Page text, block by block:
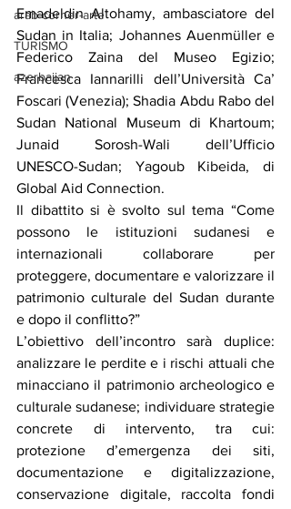
arab-corner-arte
TURISMO
azerbaijan
Emadeldin Altohamy, ambasciatore del
Sudan in Italia; Johannes Auenmüller e
Federico Zaina del Museo Egizio;
Francesca Iannarilli dell’Università Ca’
Foscari (Venezia); Shadia Abdu Rabo del
Sudan National Museum di Khartoum;
Junaid Sorosh-Wali dell’Ufficio
UNESCO-Sudan; Yagoub Kibeida, di
Global Aid Connection.
Il dibattito si è svolto sul tema “Come
possono le istituzioni sudanesi e
internazionali collaborare per
proteggere, documentare e valorizzare il
patrimonio culturale del Sudan durante
e dopo il conflitto?”
L’obiettivo dell’incontro sarà duplice:
analizzare le perdite e i rischi attuali che
minacciano il patrimonio archeologico e
culturale sudanese; individuare strategie
concrete di intervento, tra cui:
protezione d’emergenza dei siti,
documentazione e digitalizzazione,
conservazione digitale, raccolta fondi